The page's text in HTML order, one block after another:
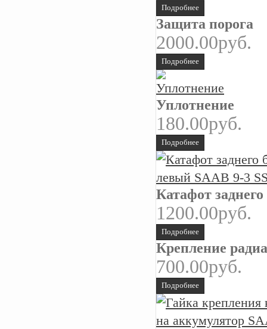
Подробнее
Защита порога
2000.00руб.
Подробнее
Уплотнение
180.00руб.
Подробнее
Катафот
1200.00руб.
Подробнее
Крепление
700.00руб.
Подробнее